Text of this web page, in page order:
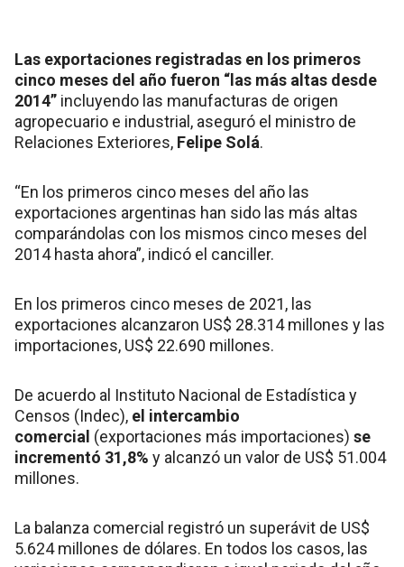
Las exportaciones registradas en los primeros
cinco meses del año fueron “las más altas desde
2014” incluyendo las manufacturas de origen
agropecuario e industrial, aseguró el ministro de
Relaciones Exteriores, Felipe Solá.
“En los primeros cinco meses del año las
exportaciones argentinas han sido las más altas
comparándolas con los mismos cinco meses del
2014 hasta ahora”, indicó el canciller.
En los primeros cinco meses de 2021, las
exportaciones alcanzaron US$ 28.314 millones y las
importaciones, US$ 22.690 millones.
De acuerdo al Instituto Nacional de Estadística y
Censos (Indec), el intercambio
comercial (exportaciones más importaciones) se
incrementó 31,8% y alcanzó un valor de US$ 51.004
millones.
La balanza comercial registró un superávit de US$
5.624 millones de dólares. En todos los casos, las